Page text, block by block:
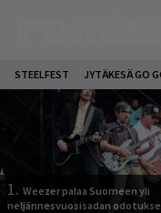
STEELFEST JYTÄKESÄ GO
1. Weezer palaa Suomeen yli
neljännesvuosisadan